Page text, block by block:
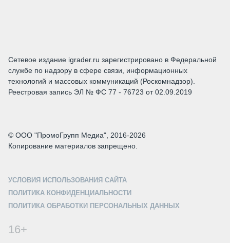
Сетевое издание igrader.ru зарегистрировано в Федеральной
службе по надзору в сфере связи, информационных
технологий и массовых коммуникаций (Роскомнадзор).
Реестровая запись ЭЛ № ФС 77 - 76723 от 02.09.2019
© ООО "ПромоГрупп Медиа", 2016-2026
Копирование материалов запрещено.
УСЛОВИЯ ИСПОЛЬЗОВАНИЯ САЙТА
ПОЛИТИКА КОНФИДЕНЦИАЛЬНОСТИ
ПОЛИТИКА ОБРАБОТКИ ПЕРСОНАЛЬНЫХ ДАННЫХ
16+